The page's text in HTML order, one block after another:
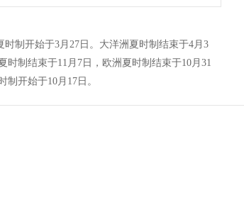
制开始于3月27日。大洋洲夏时制结束于4月3
时制结束于11月7日，欧洲夏时制结束于10月31
制开始于10月17日。